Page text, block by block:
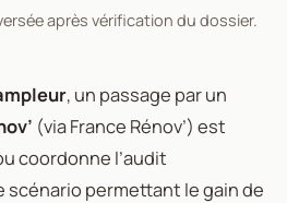
après vérification du dossier.
, un passage par un
(via France Rénov’) est
coordonne l’audit
permettant le gain de